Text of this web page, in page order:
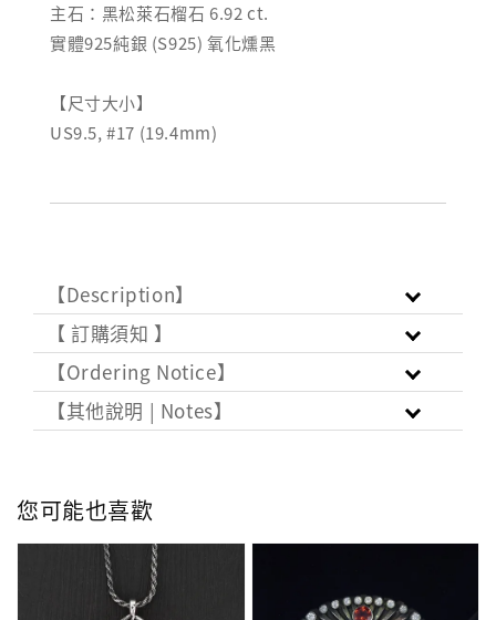
主石：黑松萊石榴石 6.92 ct.
實體925純銀 (S925) 氧化燻黑
【尺寸大小】
US9.5, #17 (19.4mm)
【Description】
【 訂購須知 】
【Ordering Notice】
【其他說明 | Notes】
您可能也喜歡